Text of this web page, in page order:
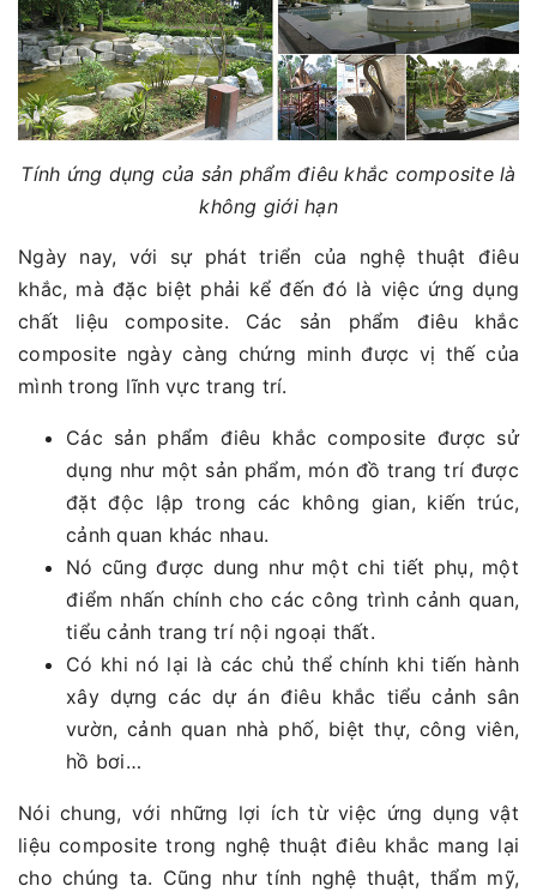
Tính ứng dụng của sản phẩm điêu khắc composite là
không giới hạn
Ngày nay, với sự phát triển của nghệ thuật điêu
khắc, mà đặc biệt phải kể đến đó là việc ứng dụng
chất liệu composite. Các sản phẩm điêu khắc
composite ngày càng chứng minh được vị thế của
mình trong lĩnh vực trang trí.
Các sản phẩm điêu khắc composite được sử
dụng như một sản phẩm, món đồ trang trí được
đặt độc lập trong các không gian, kiến trúc,
cảnh quan khác nhau.
Nó cũng được dung như một chi tiết phụ, một
điểm nhấn chính cho các công trình cảnh quan,
tiểu cảnh trang trí nội ngoại thất.
Có khi nó lại là các chủ thể chính khi tiến hành
xây dựng các dự án điêu khắc tiểu cảnh sân
vườn, cảnh quan nhà phố, biệt thự, công viên,
hồ bơi…
Nói chung, với những lợi ích từ việc ứng dụng vật
liệu composite trong nghệ thuật điêu khắc mang lại
cho chúng ta. Cũng như tính nghệ thuật, thẩm mỹ,